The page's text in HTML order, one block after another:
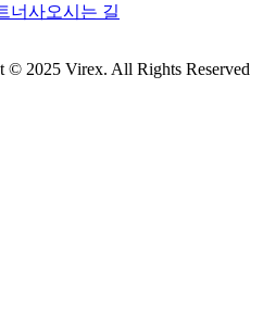
너사오시는 길
© 2025 Virex. All Rights Reserved